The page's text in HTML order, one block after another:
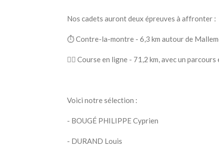
Nos cadets auront deux épreuves à affronter :
⏱️ Contre-la-montre - 6,3 km autour de
🚴‍♂️ Course en ligne - 71,2 km, avec un
Voici notre sélection :
- BOUGÉ PHILIPPE Cyprien
- DURAND Louis